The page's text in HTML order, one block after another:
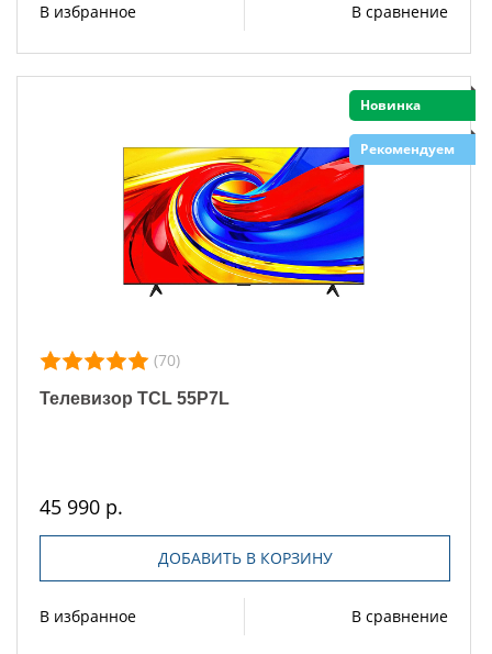
В избранное В сравнение
Новинка
Рекомендуем
(70)
Телевизор TCL 55P7L
45 990 р.
ДОБАВИТЬ В КОРЗИНУ
В избранное В сравнение